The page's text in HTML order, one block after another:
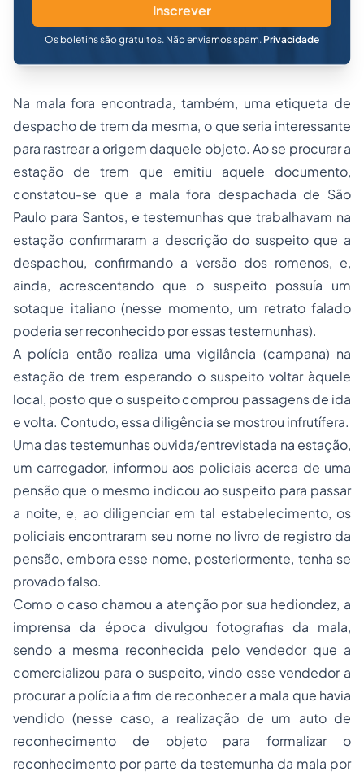
Inscrever
Os boletins são gratuitos. Não enviamos spam. Privacidade
Na mala fora encontrada, também, uma etiqueta de
despacho de trem da mesma, o que seria interessante
para rastrear a origem daquele objeto. Ao se procurar a
estação de trem que emitiu aquele documento,
constatou-se que a mala fora despachada de São
Paulo para Santos, e testemunhas que trabalhavam na
estação confirmaram a descrição do suspeito que a
despachou, confirmando a versão dos romenos, e,
ainda, acrescentando que o suspeito possuía um
sotaque italiano (nesse momento, um retrato falado
poderia ser reconhecido por essas testemunhas).
A polícia então realiza uma vigilância (campana) na
estação de trem esperando o suspeito voltar àquele
local, posto que o suspeito comprou passagens de ida
e volta. Contudo, essa diligência se mostrou infrutífera.
Uma das testemunhas ouvida/entrevistada na estação,
um carregador, informou aos policiais acerca de uma
pensão que o mesmo indicou ao suspeito para passar
a noite, e, ao diligenciar em tal estabelecimento, os
policiais encontraram seu nome no livro de registro da
pensão, embora esse nome, posteriormente, tenha se
provado falso.
Como o caso chamou a atenção por sua hediondez, a
imprensa da época divulgou fotografias da mala,
sendo a mesma reconhecida pelo vendedor que a
comercializou para o suspeito, vindo esse vendedor a
procurar a polícia a fim de reconhecer a mala que havia
vendido (nesse caso, a realização de um auto de
reconhecimento de objeto para formalizar o
reconhecimento por parte da testemunha da mala por